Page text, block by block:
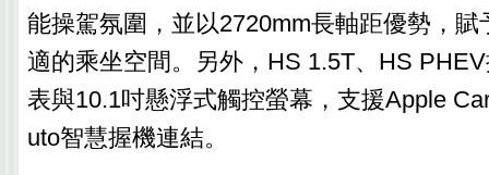
能操駕氛圍，並以2720mm長軸距優勢，賦
適的乘坐空間。另外，HS 1.5T、HS
表與10.1吋懸浮式觸控螢幕，支援Apple
uto智慧握機連結。